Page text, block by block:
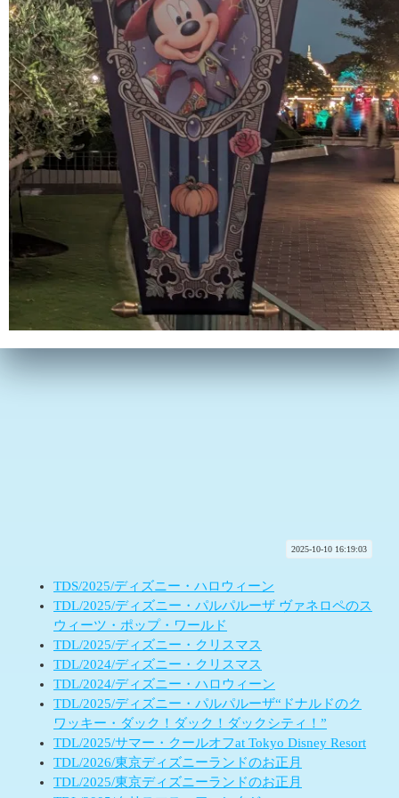
2025-10-10 16:19:03
TDS/2025/ディズニー・ハロウィーン
TDL/2025/ディズニー・パルパルーザ ヴァネロペのス
ウィーツ・ポップ・ワールド
TDL/2025/ディズニー・クリスマス
TDL/2024/ディズニー・クリスマス
TDL/2024/ディズニー・ハロウィーン
TDL/2025/ディズニー・パルパルーザ“ドナルドのク
ワッキー・ダック！ダック！ダックシティ！”
TDL/2025/サマー・クールオフat Tokyo Disney Resort
TDL/2026/東京ディズニーランドのお正月
TDL/2025/東京ディズニーランドのお正月